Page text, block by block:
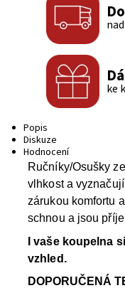
ke
Popis
Diskuze
Hodnocení
Ručníky/Osušky ze
vlhkost a
zárukou komfortu
schnou a jsou
I vaše koupelna
vzhled.
DOPORUČENÁ